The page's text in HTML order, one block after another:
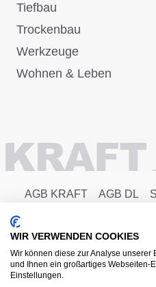
Tiefbau
Trockenbau
Werkzeuge
Wohnen & Leben
AGB KRAFT AGB DL
WIR VERWENDEN COOKIES
Wir können diese zur Analyse
und Ihnen ein großartiges Webseiten-
Einstellungen.